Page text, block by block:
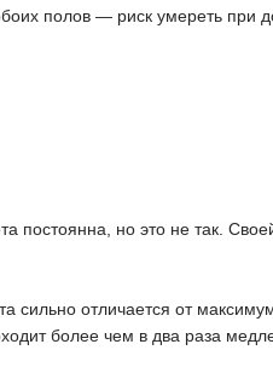
полов — риск умереть при
постоянна, но это не так.
сильно отличается от
более чем в два раза